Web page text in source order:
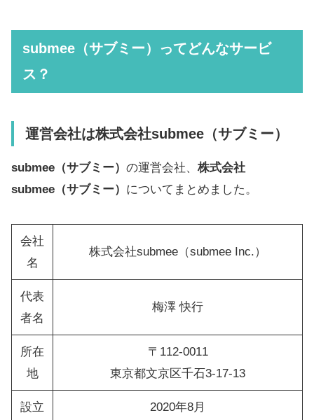
submee（サブミー）ってどんなサービ
ス？
運営会社は株式会社submee （サブミー）
submee（サブミー） の運営会社、 株式会社
submee （サブミー） についてまとめました。
会社
名
株式会社submee（submee Inc.）
代表
者名
梅澤 快行
所在
地
〒112-0011
東京都文京区千石3-17-13
設立 2020年8月